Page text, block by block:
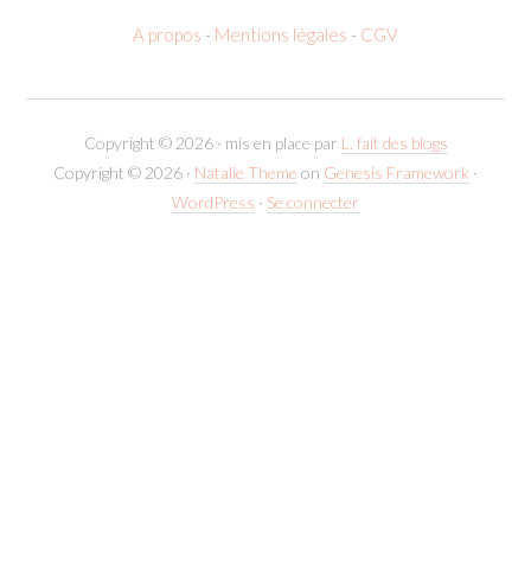
A propos - Mentions légales - CGV
Copyright © 2026 · mis en place par L. fait des blogs
Copyright © 2026 · Natalie Theme on Genesis Framework ·
WordPress · Se connecter